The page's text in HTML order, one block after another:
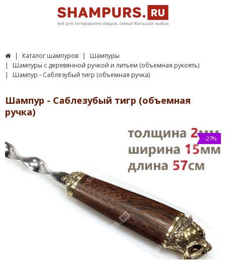
Каталог шампуров
Шампуры
Шампуры c деревянной ручкой и литьем (объемная рукоять)
Шампур - Саблезубый тигр (объемная ручка)
Шампур - Саблезубый тигр (объемная
ручка)
-27%